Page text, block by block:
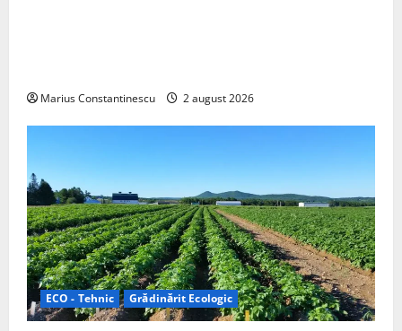
Marius Constantinescu 2 august 2026
ECO - Tehnic Grădinărit Ecologic